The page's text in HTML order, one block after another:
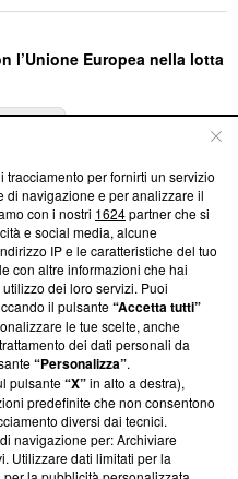
l’Unione Europea nella lotta
trasparenti su Blasting
e su come ci impegniamo a
la nostra aderenza a
Blasting News non è
ha richiesto di farne
effettuato una verifica di
per fornirti un servizio
di navigazione e per analizzare il
con i nostri 1624partner che si
e social media, alcune
IP e le caratteristiche del tuo
con altre informazioni che hai
dei loro servizi. Puoi
il pulsante“Accetta tutti”
le tue scelte, anche
dei dati personali da
“Personalizza”.
pulsante“X”in alto a destra),
predefinite che non consentono
diversi dai tecnici.
navigazione per: Archiviare
Utilizzare dati limitati per la